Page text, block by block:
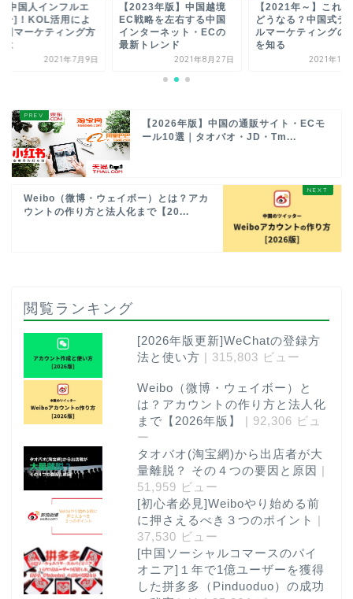
中国人インフルエ
ー]！KOL活用によ
国マーケティング方
は
2021年7月9日
【2023年版】中国越境
EC戦略を左右する中国
インターネット・ECの
最新トレンド
2021年8月27日
【2021年～】これ
どうなる？中国式デ
ルマーケティングの
を知る
2021年10
【2026年版】中国の通販サイト・ECモ
ール10選｜タオバオ・JD・Tm...
Weibo（微博・ウェイボー）とは？アカ
ウントの作り方と法人化まで【20...
閲覧ランキング
[2026年版更新]WeChatの登録方
法と使い方 | 315,803 ビュー
Weibo（微博・ウェイボー）と
は？アカウントの作り方と法人化
まで【2026年版】 | 92,306 ビュ
ー
タオバオ(淘宝網)から出店者が大
量離脱？ その４つの要因と原因 |
51,959 ビュー
[初心者必見]Weiboやり始める前
に押さえるべき３つのポイント |
37,530 ビュー
[中国ソーシャルコマースのパイ
オニア]１年で1億ユーザーを獲得
した拼多多（Pinduoduo）の成功